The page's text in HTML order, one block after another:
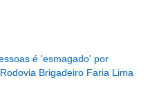
é 'esmagado' por
Brigadeiro Faria Lima